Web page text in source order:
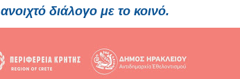
ανοιχτό διάλογο με το κοινό.